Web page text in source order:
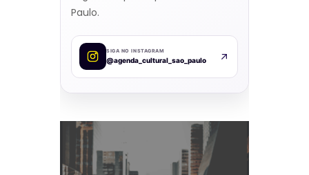
Paulo.
SIGA NO INSTAGRAM
@agenda_cultural_sao_paulo